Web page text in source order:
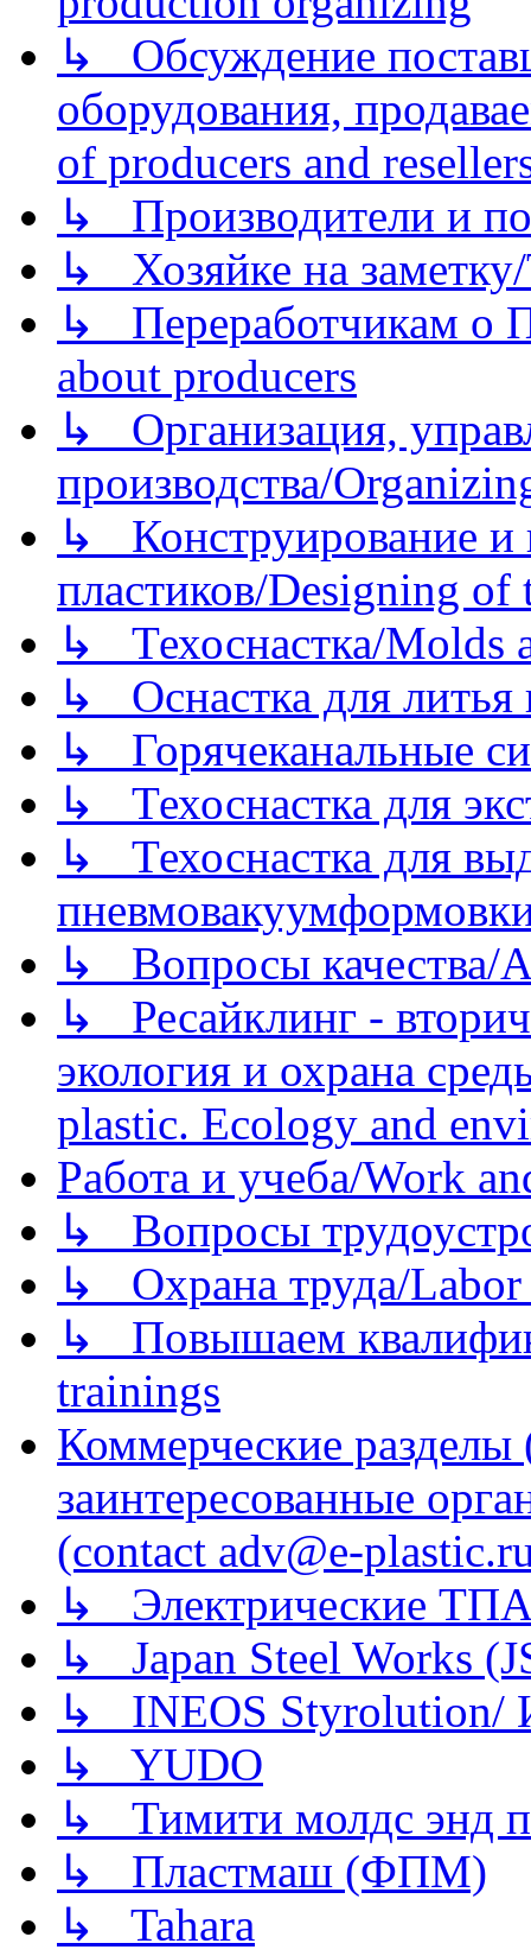
↳ Обсуждение
оборудования,
of producers and
↳ Производители и
↳ Хозяйке на
↳ Переработчикам о
about producers
↳ Организация,
производства/
↳ Конструирование и
пластиков/Designing of
↳ Техоснастка/Molds
↳ Оснастка для литья
↳ Горячеканальные
↳ Техоснастка для
↳ Техоснастка для
↳ Вопросы качества/
↳ Ресайклинг -
экология и охрана
plastic. Ecology and
Работа и учеба/Work
↳ Вопросы
↳ Охрана труда/Labor
↳ Повышаем
trainings
Коммерческие
заинтересованные
(contact adv@e-
↳ Электрические
↳ Japan Steel Works
↳ INEOS
↳ YUDO
↳ Тимити молдс энд
↳ Пластмаш (ФПМ)
↳ Tahara